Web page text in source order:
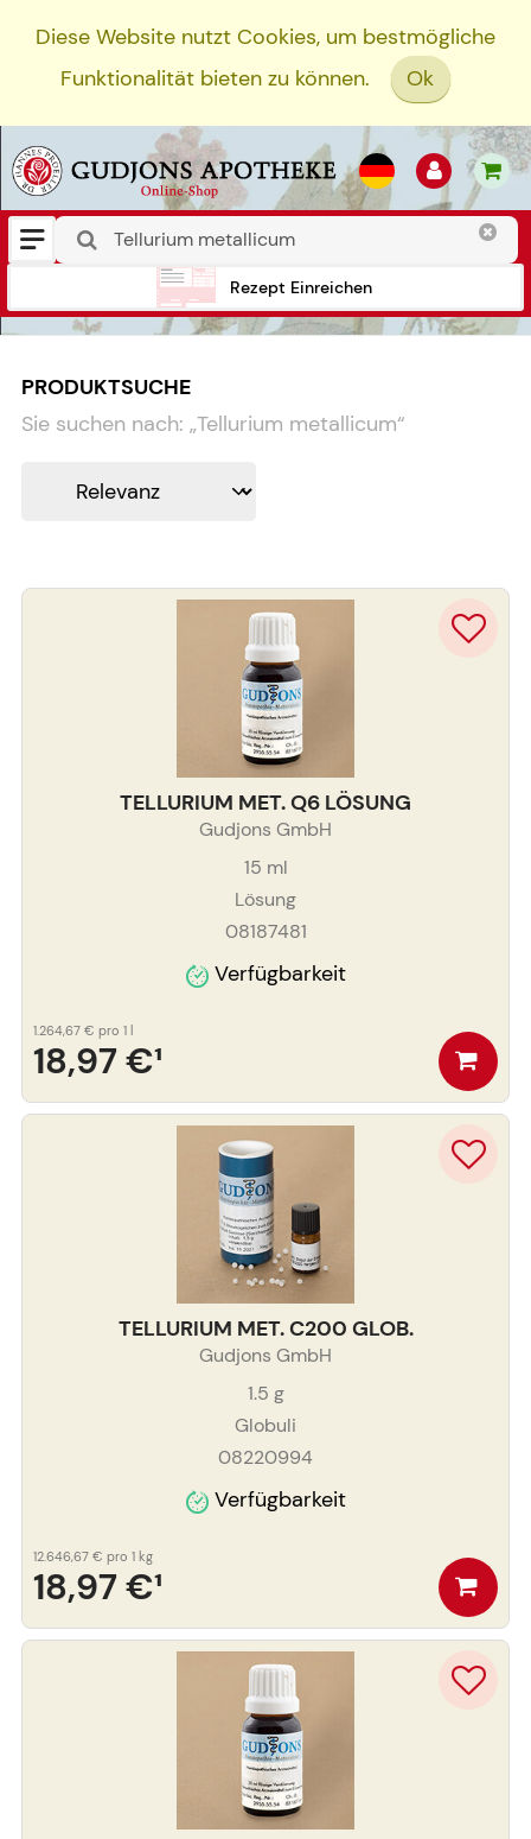
Diese Website nutzt Cookies, um bestmögliche
Funktionalität bieten zu können.
Ok
Rezept Einreichen
PRODUKTSUCHE
Sie suchen nach: „Tellurium metallicum“
TELLURIUM MET. Q6 LÖSUNG
Gudjons GmbH
15 ml
Lösung
08187481
Verfügbarkeit
18,97 €¹
1.264,67 € pro 1 l
TELLURIUM MET. C200 GLOB.
Gudjons GmbH
1.5 g
Globuli
08220994
Verfügbarkeit
18,97 €¹
12.646,67 € pro 1 kg